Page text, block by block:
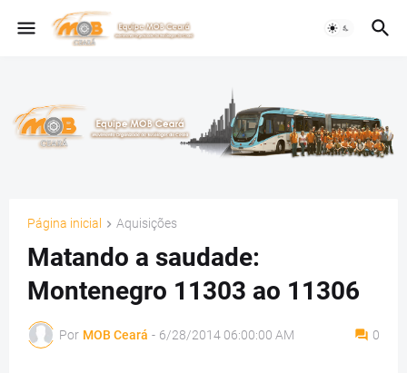
Página inicial Aquisições
Matando a saudade:
Montenegro 11303 ao 11306
Por MOB Ceará - 6/28/2014 06:00:00 AM 0